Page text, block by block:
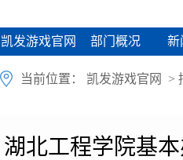
凯发游戏官网
凯发游戏官网 部门概况
部门概况 新
新
当前位置： 凯发游戏官网 >
湖北工程学院基